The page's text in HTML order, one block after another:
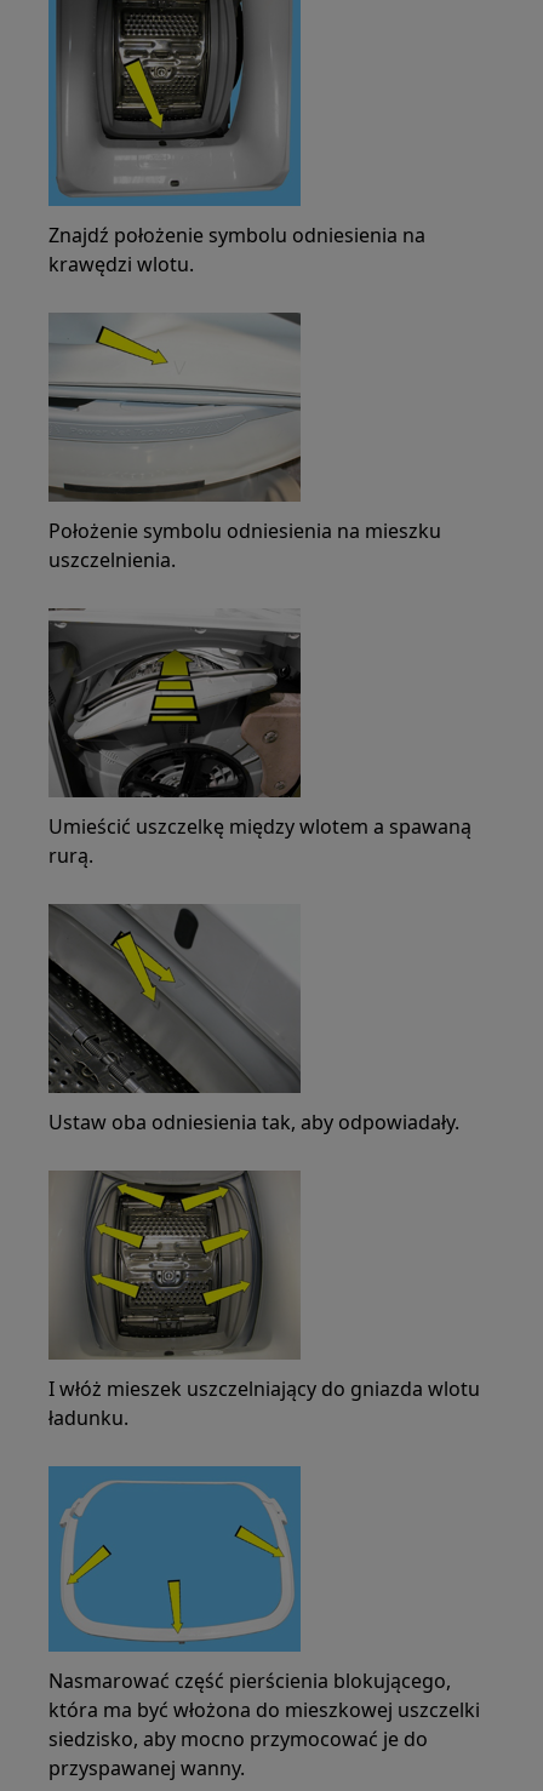
Znajdź położenie symbolu odniesienia na
krawędzi wlotu.
Położenie symbolu odniesienia na mieszku
uszczelnienia.
Umieścić uszczelkę między wlotem a spawaną
rurą.
Ustaw oba odniesienia tak, aby odpowiadały.
I włóż mieszek uszczelniający do gniazda wlotu
ładunku.
Nasmarować część pierścienia blokującego,
która ma być włożona do mieszkowej uszczelki
siedzisko, aby mocno przymocować je do
przyspawanej wanny.